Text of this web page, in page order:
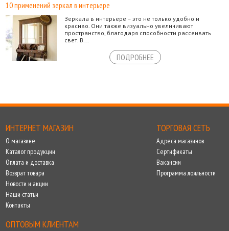
10 применений зеркал в интерьере
Зеркала в интерьере – это не только удобно и
красиво. Они также визуально увеличивают
пространство, благодаря способности рассеивать
свет. В...
ПОДРОБНЕЕ
ИНТЕРНЕТ МАГАЗИН
О магазине
Каталог продукции
Оплата и доставка
Возврат товара
Новости и акции
Наши статьи
Контакты
ТОРГОВАЯ СЕТЬ
Адреса магазинов
Сертификаты
Вакансии
Программа лояльности
ОПТОВЫМ КЛИЕНТАМ